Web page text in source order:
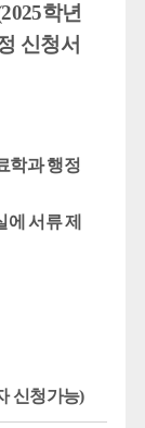
학년
신청서
학과 행정
에 서류 제
신청가능)